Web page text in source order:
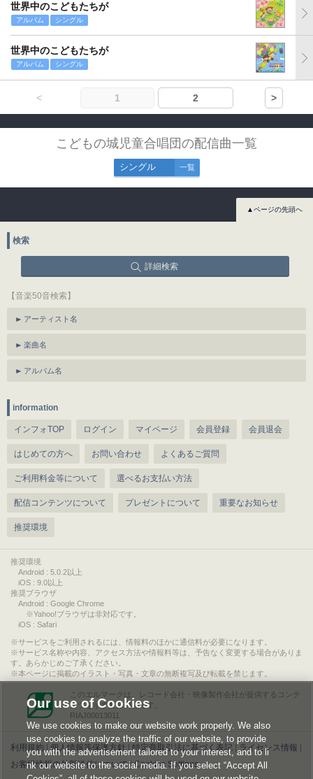
世界中のこどもたちが
アルバム シングル
世界中のこどもたちが
アルバム シングル
< 1 2 >
こどもの城児童合唱団の配信曲一覧
シングル 一覧
▲ページの先頭へ
検索
詳細検索
【音楽50音検索】
アーティスト名
楽曲名
アルバム名
information
インフォTOP ログイン マイページ 会員登録 会員退会
はじめての方へ お問い合わせ よくあるご質問
ご利用料金等について 選べるお支払い方法
配信コンテンツについて プレゼントについて 重要なお知らせ
推奨環境
推奨環境
Android : 5.0.2以上
iOS : 9.0以上
推奨ブラウザ
Android : Google Chrome
※Yahoo!ブラウザは非対応です。
iOS : Safari
サービスをご利用されるには、情報料のほかに通信料が必要になります。
サービス名称や内容、アクセス方法や情報料等は、予告なく変更する場合がありま
す。あらかじめご了承ください。
本ページに掲載のイラスト・写真・文章の無断複写及び転載を禁じます。
このエルマークは、レコード会社・映像製作会社が提供するコンテ
ンツを示す登録商標です。
RIAJ00013011
利用規約 個人情報等保護方針 特定商取引法に基づく表記 ライセンス情報
お客様情報の外部送信について|Cookies Settings
Our use of Cookies
We use cookies to make our website work properly. We also
use cookies to analyze the traffic of our website, to provide
you with the advertisement tailored to your interest, and to li
nk our website to the social media. If you select “Accept All